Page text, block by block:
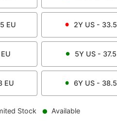
EU 2Y US - 33.5
EU 5YUS - 37.5
EU 6Y US - 38.5
Stock Available